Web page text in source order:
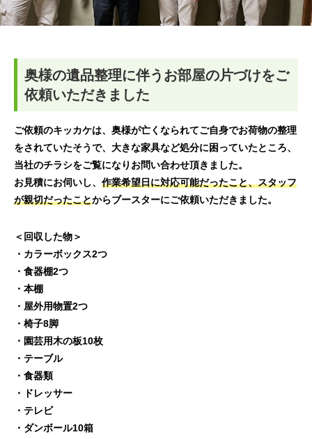
奥様の遺品整理に伴うお部屋の片づけをご
依頼いただきました
ご依頼のキッカケは、奥様が亡くなられてご自身でお荷物の整理
をされていたそうで、大きな家具など処分に困っていたところ、
当社のチラシをご覧になりお問い合わせ頂きました。
お見積にお伺いし、 作業希望日に対応可能だったこと、スタッフ
が親切だったことからブースターにご依頼いただきました。
＜回収した物＞
・カラーボックス2つ
・食器棚2つ
・本棚
・屋外用物置2つ
・椅子8脚
・園芸用木の板10枚
・テーブル
・食器類
・ドレッサー
・テレビ
・ダンボール10箱